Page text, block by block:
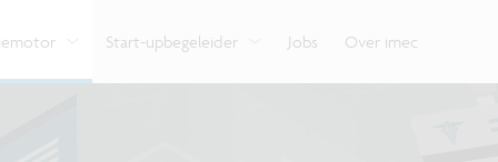
Start-upbegeleider Jobs Over imec
ondernemers en burgers.
verschillende
digitale technologie.